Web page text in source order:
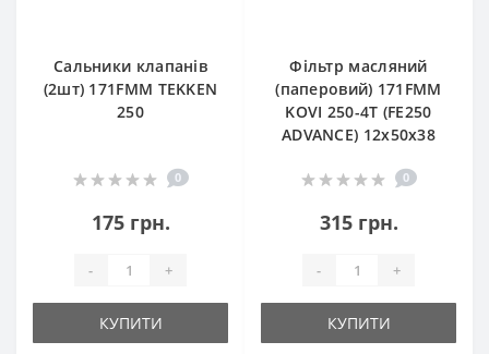
Сальники клапанів
(2шт) 171FMM TEKKEN
250
0
175 грн.
- +
КУПИТИ
Фільтр масляний
(паперовий) 171FMM
KOVI 250-4T (FE250
ADVANCE) 12х50х38
0
315 грн.
- +
КУПИТИ